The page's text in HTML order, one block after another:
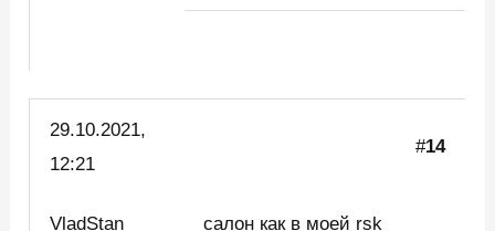
29.10.2021,
12:21
#14
VladStan
салон как в моей rsk